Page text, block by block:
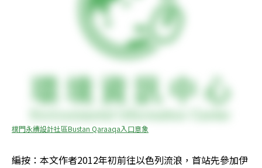
樸門永續設計社區Bustan Qaraaqa入口意象
編按：本文作者2012年初前往以色列流浪，首站先參加伊